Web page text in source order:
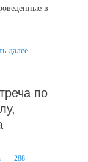
в
далее …
по
288